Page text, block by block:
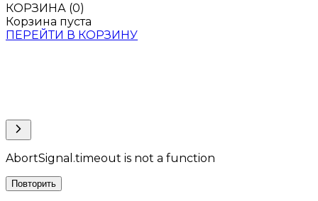
КОРЗИНА (0)
Корзина пуста
ПЕРЕЙТИ В КОРЗИНУ
AbortSignal.timeout is not a function
Повторить